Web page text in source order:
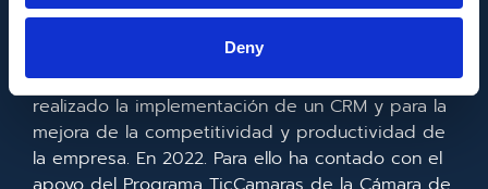
Deny
la información y de las comunicaciones y el
acceso a las mismas y gracias al que ha
realizado la implementación de un CRM y para la
mejora de la competitividad y productividad de
la empresa. En 2022. Para ello ha contado con el